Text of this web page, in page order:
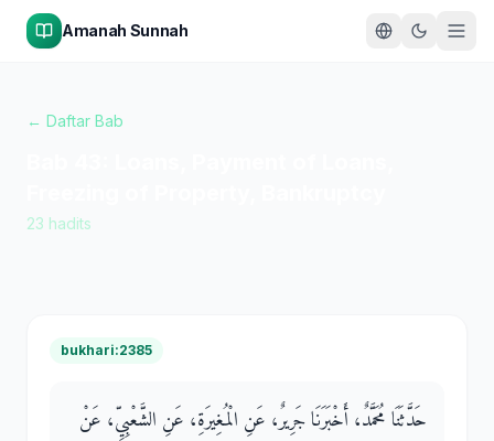
Amanah Sunnah
← Daftar Bab
23 hadits
bukhari:2385
حَدَّثَنَا مُحَمَّدٌ، أَخْبَرَنَا جَرِيرٌ، عَنِ الْمُغِيرَةِ، عَنِ الشَّعْبِيِّ، عَنْ